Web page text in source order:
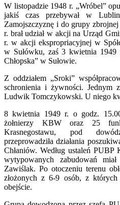
W listopadzie 1948 r. „Wróbel”
jakiś czas przebywał w
Zamojszczyznę i do grupy
r. brał udział w akcji na Urząd
r. w akcji ekspropriacyjnej w
w Sułówku, zaś 3 kwietnia 1949
Chłopska” w Sułowie.
Z oddziałem „Sroki”
schronienia i żywności. Jednym
Ludwik Tomczykowski. U niego
8 kwietnia 1949 r. o godz.
żołnierzy KBW oraz 25
Krasnegostawu, pod
przeprowadziła działania
Chłaniów. Według ustaleń
wytypowanych zabudowań
Zawiślak. Po otoczeniu terenu
złożonych z 6-9 osób, z których
obejście.